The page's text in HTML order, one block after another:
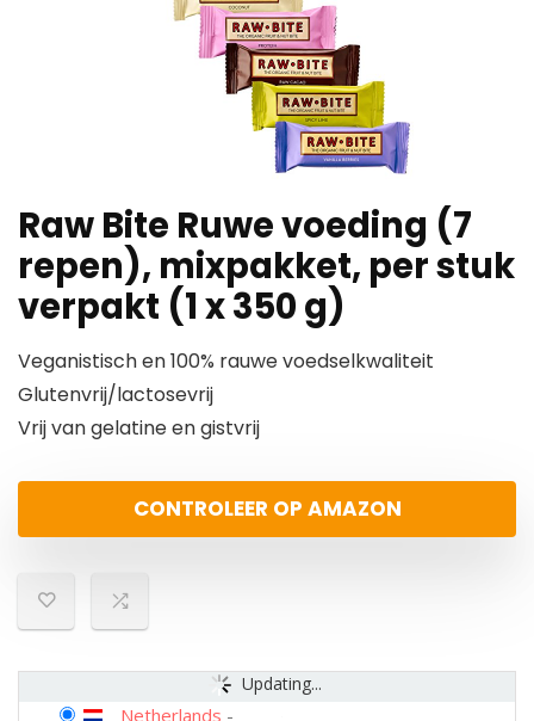
Raw Bite Ruwe voeding (7
repen), mixpakket, per stuk
verpakt (1 x 350 g)
Veganistisch en 100% rauwe voedselkwaliteit
Glutenvrij/lactosevrij
Vrij van gelatine en gistvrij
CONTROLEER OP AMAZON
Updating...
Netherlands -